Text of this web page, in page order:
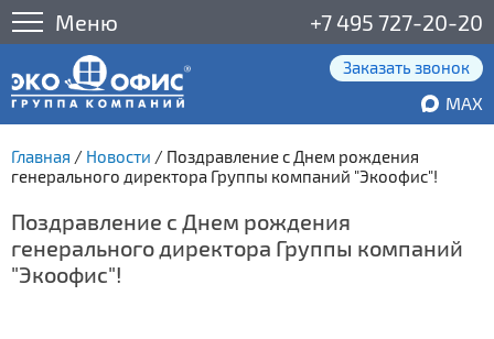
Меню +7 495 727-20-20
Заказать звонок
MAX
Главная / Новости / Поздравление с Днем рождения
генерального директора Группы компаний "Экоофис"!
Поздравление с Днем рождения
генерального директора Группы компаний
"Экоофис"!